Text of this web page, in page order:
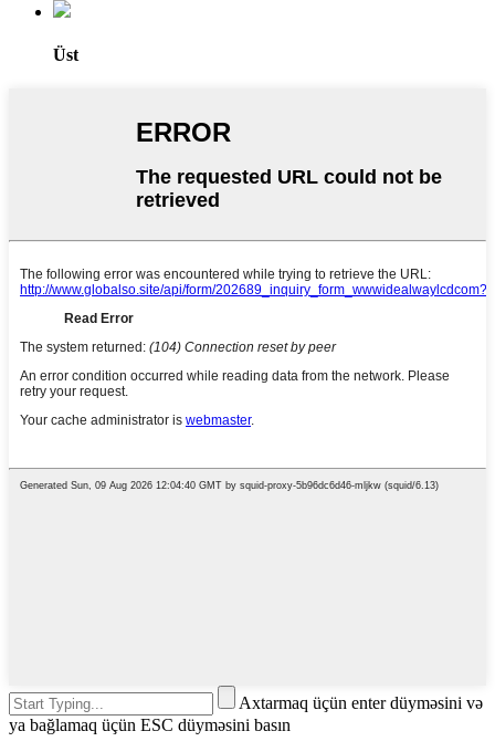
Üst
Axtarmaq üçün enter düyməsini və
ya bağlamaq üçün ESC düyməsini basın